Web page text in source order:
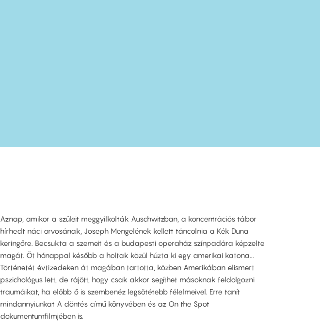
Aznap, amikor a szüleit meggyilkolták Auschwitzban, a koncentrációs tábor
hírhedt náci orvosának, Joseph Mengelének kellett táncolnia a Kék Duna
keringőre. Becsukta a szemeit és a budapesti operaház színpadára képzelte
magát. Öt hónappal később a holtak közül húzta ki egy amerikai katona...
Történetét évtizedeken át magában tartotta, közben Amerikában elismert
pszichológus lett, de rájött, hogy csak akkor segíthet másoknak feldolgozni
traumáikat, ha előbb ő is szembenéz legsötétebb félelmeivel. Erre tanít
mindannyiunkat A döntés című könyvében és az On the Spot
dokumentumfilmjében is.